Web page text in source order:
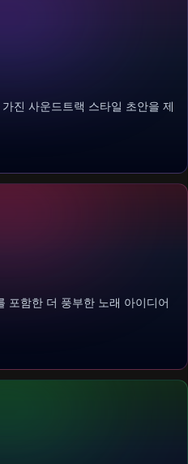
진 사운드트랙 스타일 초안을 제
포함한 더 풍부한 노래 아이디어